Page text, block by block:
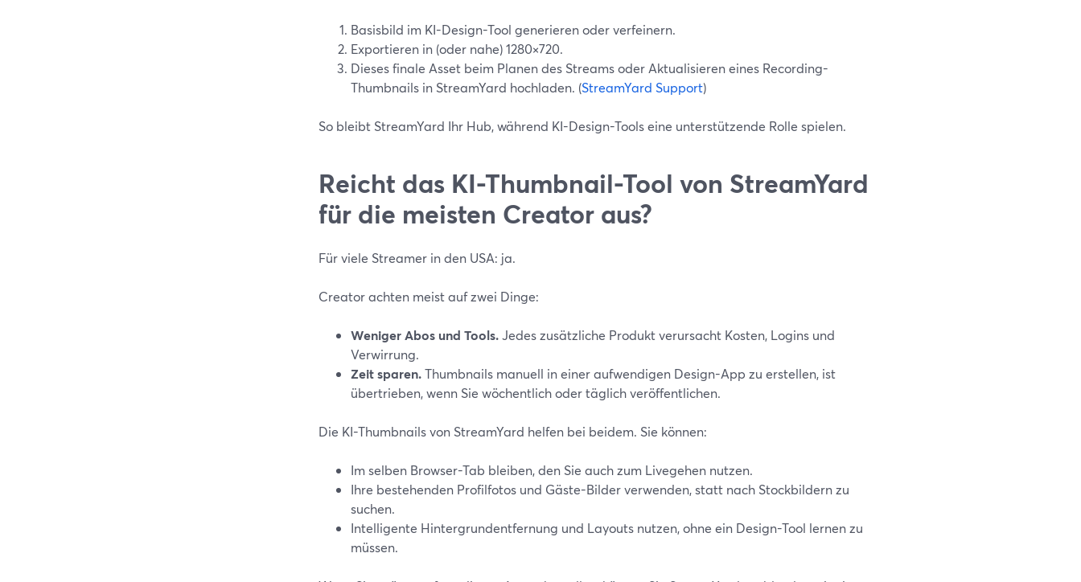
Basisbild im KI-Design-Tool generieren oder verfeinern.
Exportieren in (oder nahe) 1280×720.
Dieses finale Asset beim Planen des Streams oder Aktualisieren eines Recording-
Thumbnails in StreamYard hochladen. (StreamYard Support)
So bleibt StreamYard Ihr Hub, während KI-Design-Tools eine unterstützende Rolle spielen.
Reicht das KI-Thumbnail-Tool von StreamYard
für die meisten Creator aus?
Für viele Streamer in den USA: ja.
Creator achten meist auf zwei Dinge:
Weniger Abos und Tools.Jedes zusätzliche Produkt verursacht Kosten, Logins und
Verwirrung.
Zeit sparen.Thumbnails manuell in einer aufwendigen Design-App zu erstellen, ist
übertrieben, wenn Sie wöchentlich oder täglich veröffentlichen.
Die KI-Thumbnails von StreamYard helfen bei beidem. Sie können:
Im selben Browser-Tab bleiben, den Sie auch zum Livegehen nutzen.
Ihre bestehenden Profilfotos und Gäste-Bilder verwenden, statt nach Stockbildern zu
suchen.
Intelligente Hintergrundentfernung und Layouts nutzen, ohne ein Design-Tool lernen zu
müssen.